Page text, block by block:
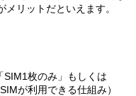
リットだといえます。
SIM1枚のみ」もしくは
が利用できる仕組み）